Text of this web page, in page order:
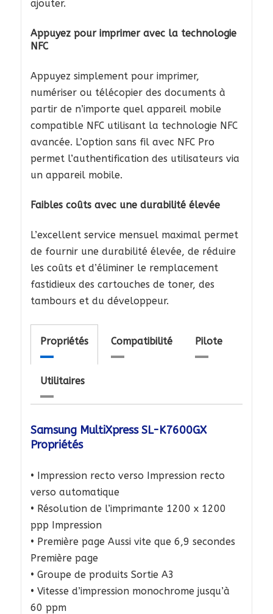
ajouter.
Appuyez pour imprimer avec la technologie
NFC
Appuyez simplement pour imprimer,
numériser ou télécopier des documents à
partir de n’importe quel appareil mobile
compatible NFC utilisant la technologie NFC
avancée. L’option sans fil avec NFC Pro
permet l’authentification des utilisateurs via
un appareil mobile.
Faibles coûts avec une durabilité élevée
L’excellent service mensuel maximal permet
de fournir une durabilité élevée, de réduire
les coûts et d’éliminer le remplacement
fastidieux des cartouches de toner, des
tambours et du développeur.
Propriétés Compatibilité Pilote
Utilitaires
Samsung MultiXpress SL-K7600GX
Propriétés
• Impression recto verso Impression recto
verso automatique
• Résolution de l’imprimante 1200 x 1200
ppp Impression
• Première page Aussi vite que 6,9 ​​secondes
Première page
• Groupe de produits Sortie A3
• Vitesse d’impression monochrome jusqu’à
60 ppm